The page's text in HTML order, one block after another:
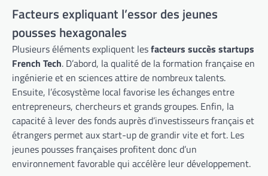
Facteurs expliquant l’essor des jeunes
pousses hexagonales
Plusieurs éléments expliquent lesfacteurs succès startups
French Tech. D’abord, la qualité de la formation française en
ingénierie et en sciences attire de nombreux talents.
Ensuite, l’écosystème local favorise les échanges entre
entrepreneurs, chercheurs et grands groupes. Enfin, la
capacité à lever des fonds auprès d’investisseurs français et
étrangers permet aux start-up de grandir vite et fort. Les
jeunes pousses françaises profitent donc d’un
environnement favorable qui accélère leur développement.